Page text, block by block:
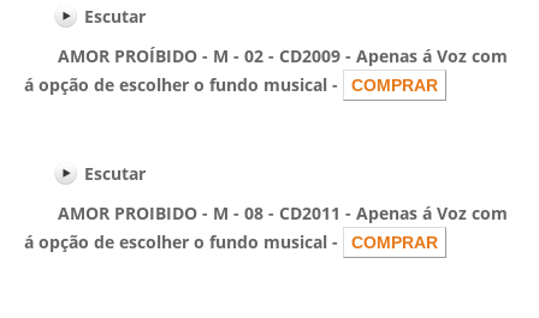
Escutar
AMOR PROÍBIDO - M - 02 - CD2009 - Apenas á Voz com
á opção de escolher o fundo musical -
Escutar
AMOR PROIBIDO - M - 08 - CD2011 - Apenas á Voz com
á opção de escolher o fundo musical -